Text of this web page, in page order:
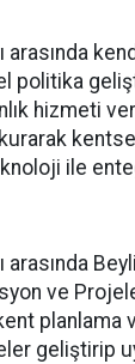
arasında
politika
hizmeti
ile
arasında
ve
planlama
geliştirip